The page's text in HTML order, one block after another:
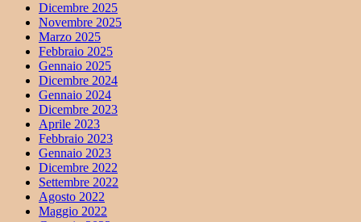
Dicembre 2025
Novembre 2025
Marzo 2025
Febbraio 2025
Gennaio 2025
Dicembre 2024
Gennaio 2024
Dicembre 2023
Aprile 2023
Febbraio 2023
Gennaio 2023
Dicembre 2022
Settembre 2022
Agosto 2022
Maggio 2022